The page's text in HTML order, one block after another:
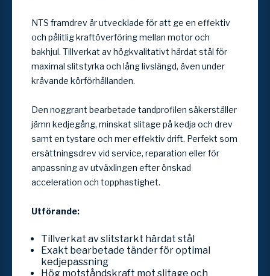
NTS framdrev är utvecklade för att ge en effektiv
och pålitlig kraftöverföring mellan motor och
bakhjul. Tillverkat av högkvalitativt härdat stål för
maximal slitstyrka och lång livslängd, även under
krävande körförhållanden.
Den noggrant bearbetade tandprofilen säkerställer
jämn kedjegång, minskat slitage på kedja och drev
samt en tystare och mer effektiv drift. Perfekt som
ersättningsdrev vid service, reparation eller för
anpassning av utväxlingen efter önskad
acceleration och topphastighet.
Utförande:
Tillverkat av slitstarkt härdat stål
Exakt bearbetade tänder för optimal
kedjepassning
Hög motståndskraft mot slitage och